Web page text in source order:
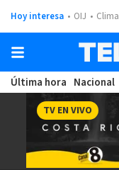
Hoy interesa OIJ Clima
Última hora Nacional
TV EN VIVO